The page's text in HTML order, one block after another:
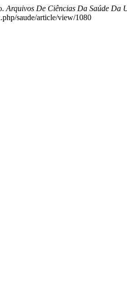
Arquivos De Ciências Da Saúde Da
saude/article/view/1080